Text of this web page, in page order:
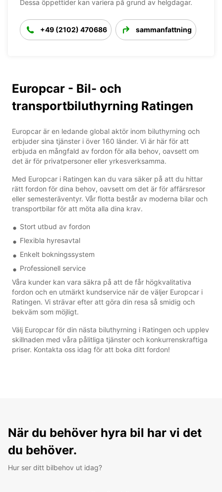
Dessa öppettider kan variera på grund av helgdagar.
+49 (2102) 470686 sammanfattning
Europcar - Bil- och
transportbiluthyrning Ratingen
Europcar är en ledande global aktör inom biluthyrning och
erbjuder sina tjänster i över 160 länder. Vi är här för att
erbjuda en mångfald av fordon för alla behov, oavsett om
det är för privatpersoner eller yrkesverksamma.
Med Europcar i Ratingen kan du vara säker på att du hittar
rätt fordon för dina behov, oavsett om det är för affärsresor
eller semesteräventyr. Vår flotta består av moderna bilar och
transportbilar för att möta alla dina krav.
Stort utbud av fordon
Flexibla hyresavtal
Enkelt bokningssystem
Professionell service
Våra kunder kan vara säkra på att de får högkvalitativa
fordon och en utmärkt kundservice när de väljer Europcar i
Ratingen. Vi strävar efter att göra din resa så smidig och
bekväm som möjligt.
Välj Europcar för din nästa biluthyrning i Ratingen och upplev
skillnaden med våra pålitliga tjänster och konkurrenskraftiga
priser. Kontakta oss idag för att boka ditt fordon!
När du behöver hyra bil har vi det
du behöver.
Hur ser ditt bilbehov ut idag?